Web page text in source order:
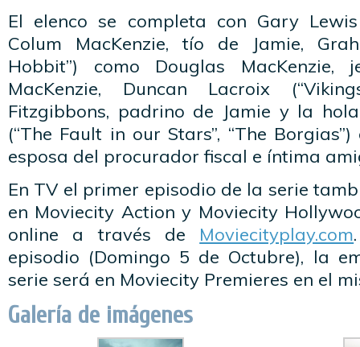
El elenco se completa con Gary
Colum MacKenzie, tío de Jamie,
Hobbit”) como Douglas
MacKenzie, Duncan Lacroix
Fitzgibbons, padrino de Jamie y la
(“The Fault in our Stars”, “The
esposa del procurador fiscal e íntima
En TV el primer episodio de la serie
en Moviecity Action y Moviecity
online a través de Moviecityplay.com
episodio (Domingo 5 de Octubre), la
serie será en Moviecity Premieres en el
Galería de imágenes